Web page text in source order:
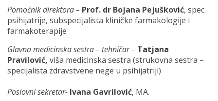
Pomoćnik direktora– Prof. dr Bojana Pejušković, spec.
psihijatrije, subspecijalista kliničke farmakologije i
farmakoterapije
Glavna medicinska sestra – tehničar – Tatjana
Pravilović, viša medicinska sestra (strukovna sestra –
specijalista zdravstvene nege u psihijatriji)
Poslovni sekretar- Ivana Gavrilović, MA.